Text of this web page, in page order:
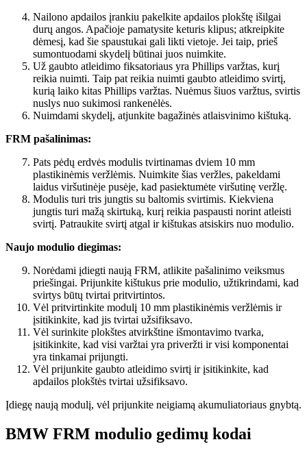
Nailono apdailos įrankiu pakelkite apdailos plokštę išilgai
durų angos. Apačioje pamatysite keturis klipus; atkreipkite
dėmesį, kad šie spaustukai gali likti vietoje. Jei taip, prieš
sumontuodami skydelį būtinai juos nuimkite.
Už gaubto atleidimo fiksatoriaus yra Phillips varžtas, kurį
reikia nuimti. Taip pat reikia nuimti gaubto atleidimo svirtį,
kurią laiko kitas Phillips varžtas. Nuėmus šiuos varžtus, svirtis
nuslys nuo sukimosi rankenėlės.
Nuimdami skydelį, atjunkite bagažinės atlaisvinimo kištuką.
FRM pašalinimas:
Pats pėdų erdvės modulis tvirtinamas dviem 10 mm
plastikinėmis veržlėmis. Nuimkite šias veržles, pakeldami
laidus viršutinėje pusėje, kad pasiektumėte viršutinę veržlę.
Modulis turi tris jungtis su baltomis svirtimis. Kiekviena
jungtis turi mažą skirtuką, kurį reikia paspausti norint atleisti
svirtį. Patraukite svirtį atgal ir kištukas atsiskirs nuo modulio.
Naujo modulio diegimas:
Norėdami įdiegti naują FRM, atlikite pašalinimo veiksmus
priešingai. Prijunkite kištukus prie modulio, užtikrindami, kad
svirtys būtų tvirtai pritvirtintos.
Vėl pritvirtinkite modulį 10 mm plastikinėmis veržlėmis ir
įsitikinkite, kad jis tvirtai užsifiksavo.
Vėl surinkite plokštes atvirkštine išmontavimo tvarka,
įsitikinkite, kad visi varžtai yra priveržti ir visi komponentai
yra tinkamai prijungti.
Vėl prijunkite gaubto atleidimo svirtį ir įsitikinkite, kad
apdailos plokštės tvirtai užsifiksavo.
Įdiegę naują modulį, vėl prijunkite neigiamą akumuliatoriaus gnybtą.
BMW FRM modulio gedimų kodai